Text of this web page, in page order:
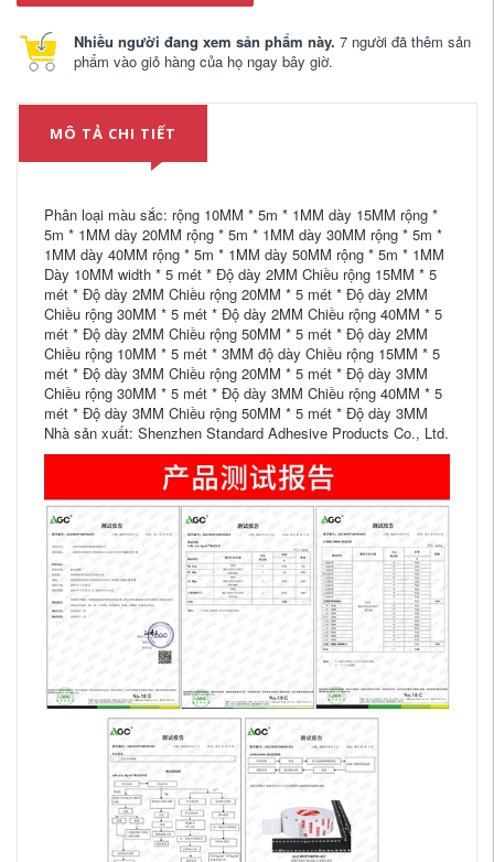
Nhiều người đang xem sản phẩm này. 7 người đã thêm sản
phẩm vào giỏ hàng của họ ngay bây giờ.
MÔ TẢ CHI TIẾT
Phân loại màu sắc: rộng 10MM * 5m * 1MM dày 15MM rộng *
5m * 1MM dày 20MM rộng * 5m * 1MM dày 30MM rộng * 5m *
1MM dày 40MM rộng * 5m * 1MM dày 50MM rộng * 5m * 1MM
Dày 10MM width * 5 mét * Độ dày 2MM Chiều rộng 15MM * 5
mét * Độ dày 2MM Chiều rộng 20MM * 5 mét * Độ dày 2MM
Chiều rộng 30MM * 5 mét * Độ dày 2MM Chiều rộng 40MM * 5
mét * Độ dày 2MM Chiều rộng 50MM * 5 mét * Độ dày 2MM
Chiều rộng 10MM * 5 mét * 3MM độ dày Chiều rộng 15MM * 5
mét * Độ dày 3MM Chiều rộng 20MM * 5 mét * Độ dày 3MM
Chiều rộng 30MM * 5 mét * Độ dày 3MM Chiều rộng 40MM * 5
mét * Độ dày 3MM Chiều rộng 50MM * 5 mét * Độ dày 3MM
Nhà sản xuất: Shenzhen Standard Adhesive Products Co., Ltd.